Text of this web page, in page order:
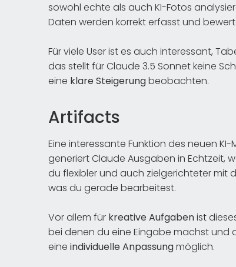
sowohl echte als auch KI-Fotos
Daten werden korrekt erfasst und
Für viele User ist es auch interessant,
das stellt für Claude 3.5 Sonnet keine
eine klare Steigerungbeobachten.
Artifacts
Eine interessante Funktion des neuen KI-
generiert Claude Ausgaben in Echtzeit,
du flexibler und auch zielgerichteter mit
was du gerade bearbeitest.
Vor allem für kreative Aufgabenist
bei denen du eine Eingabe machst und
eine individuelle Anpassungmöglich.